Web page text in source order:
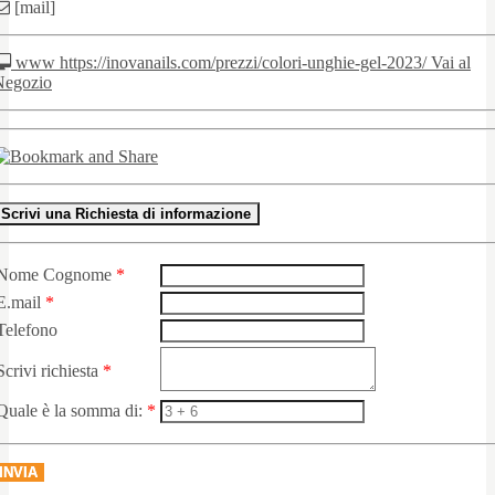
[mail]
www https://inovanails.com/prezzi/colori-unghie-gel-2023/ Vai al
Scrivi una Richiesta di informazione
Cognome *
*
richiesta *
è la somma di: *
INVIA